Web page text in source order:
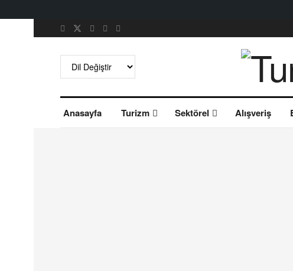
Anasayfa Turizm Sektörel Alışveriş